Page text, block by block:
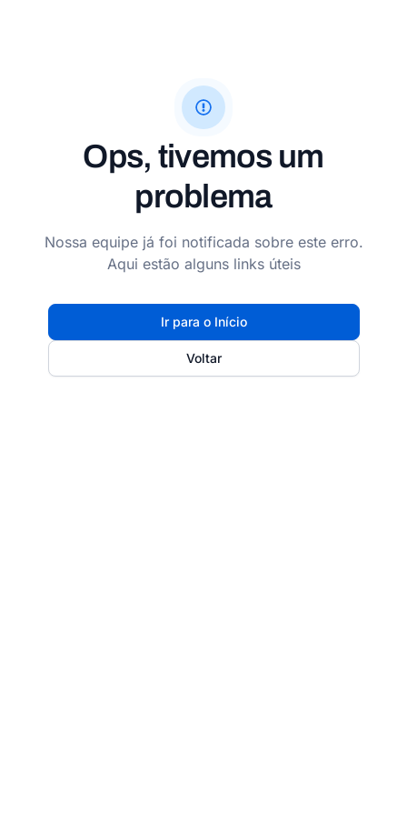
Ops, tivemos um
problema
Nossa equipe já foi notificada sobre este erro.
Aqui estão alguns links úteis
Ir para o Início
Voltar